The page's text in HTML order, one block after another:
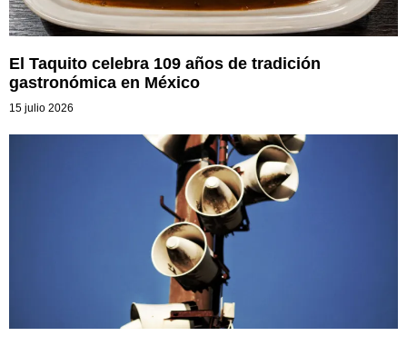
El Taquito celebra 109 años de tradición
gastronómica en México
15 julio 2026